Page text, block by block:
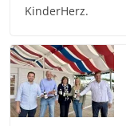
KinderHerz.